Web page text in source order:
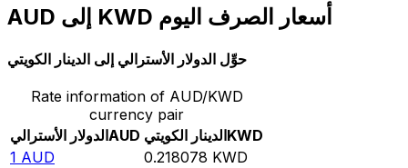
AUD إلى KWD أسعار الصرف اليوم
حوِّل الدولار الأسترالي إلى الدينار الكويتي
Rate information of AUD/KWD
currency pair
الدولار الأستراليAUD الدينار الكويتيKWD
1 AUD 0.218078 KWD